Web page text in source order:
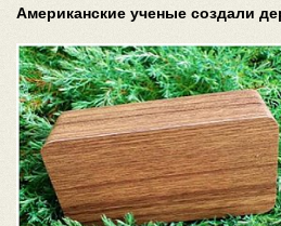
Американские ученые создали